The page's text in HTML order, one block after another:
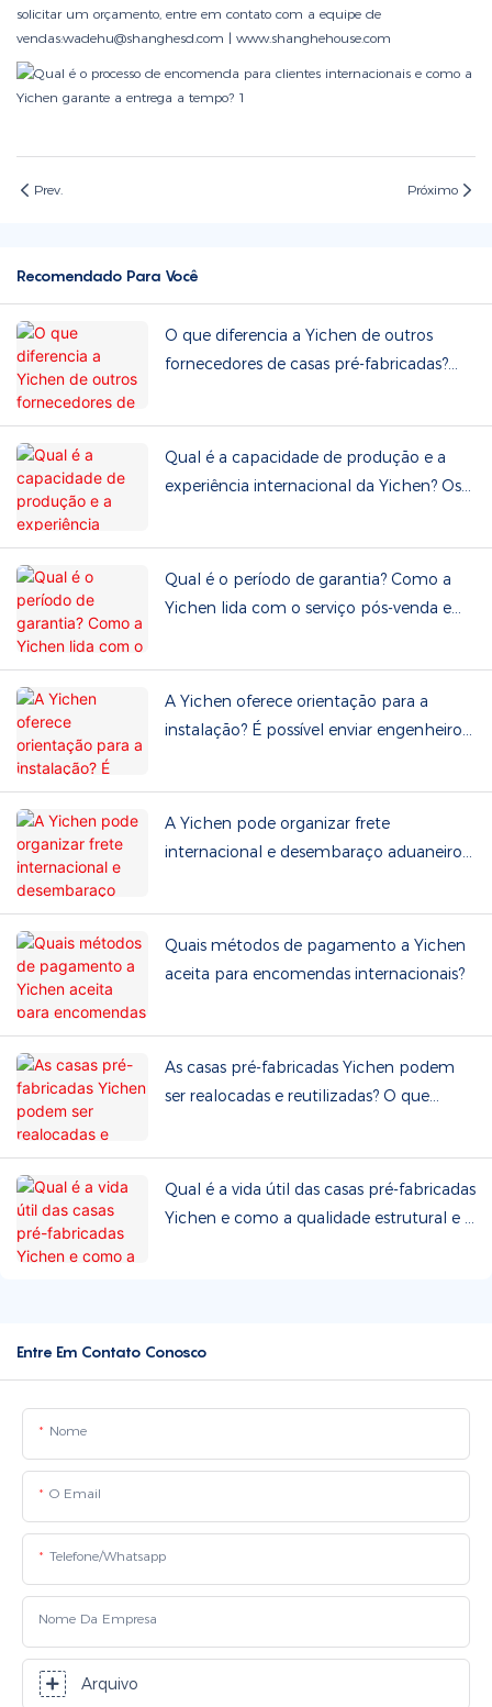
solicitar um orçamento, entre em contato com a equipe de
vendas:wadehu@shanghesd.com | www.shanghehouse.com
Prev. Próximo
Recomendado Para Você
O que diferencia a Yichen de outros
fornecedores de casas pré-fabricadas?
Qual é a capacidade de produção e a
experiência internacional da Yichen? Os
disponíveis?
Qual é o período de garantia? Como a
Yichen lida com o serviço pós-venda e
A Yichen oferece orientação para a
instalação? É possível enviar engenheiros
A Yichen pode organizar frete
internacional e desembaraço aduaneiro?
Quais métodos de pagamento a Yichen
aceita para encomendas internacionais?
As casas pré-fabricadas Yichen podem
ser realocadas e reutilizadas? O que
Qual é a vida útil das casas pré-fabricadas
Yichen e como a qualidade estrutural e a
Entre Em Contato Conosco
Nome
O Email
Telefone/whatsapp
Nome Da Empresa
Arquivo